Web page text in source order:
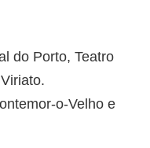
do Porto, Teatro
o-Velho e